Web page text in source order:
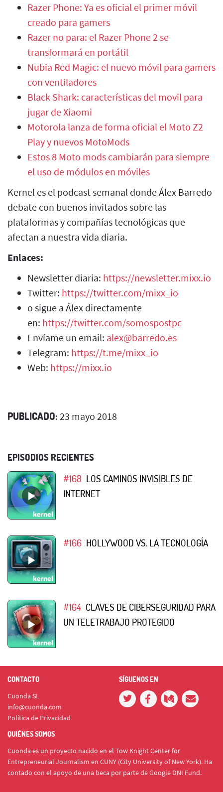
Razer Phone: Ya es oficial el primer móvil
creado para gamers
Razer no para: el Razer Phone 2 se
transformará en portátil
Nubia Red Magic: el nuevo móvil para gamers
con ventiladores
Black Shark: características del movil para
jugar de Xiaomi
Motorola lanza de forma oficial el Moto Z2
Play y nuevos MotoMods
Estos 8 Moto mods cambiarán para siempre
el uso de módulos en móviles
Kernel es el podcast semanal donde Álex Barredo
debate con buenos invitados sobre las
plataformas y compañías tecnológicas que
afectan a nuestra vida diaria.
Enlaces:
Newsletter diaria: https://newsletter.mixx.io
Twitter: https://twitter.com/mixx_io
o sigue a Álex directamente
en: https://twitter.com/somospostpc
Envíame un email: alex@barredo.es
Telegram: https://t.me/mixx_io
Web: https://mixx.io
PUBLICADO: 23 mayo 2018
EPISODIOS RECIENTES
#168 LOS CAMINOS INVISIBLES DE
INTERNET
#166 HOLLYWOOD VS. LA TECNOLOGÍA
#164 CLAVES DE CIBERSEGURIDAD PARA
UN TELETRABAJO PROTEGIDO
CONTACTO
Cuonda SL
info@cuonda.com
Política de Privacidad
SÍGUENOS EN
QUIÉNES SOMOS
Cuonda es un proyecto nacido en el Tow Knight Center for
Entrepreneurial Journalism en CUNY (City University of New York). Ha
contado con el apoyo de una beca por parte de Google DNI Fund.